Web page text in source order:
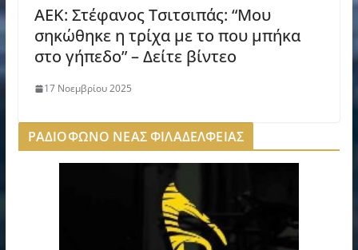
AEK: Στέφανος Τσιτσιπάς: “Μου
σηκώθηκε η τρίχα με το που μπήκα
στο γήπεδο” – Δείτε βίντεο
17 Νοεμβρίου 2025
ΡΑΔΙΟΦΩΝΟ ΝΕΑΣ ΦΙΛΑΔΕΛΦΕΙΑΣ